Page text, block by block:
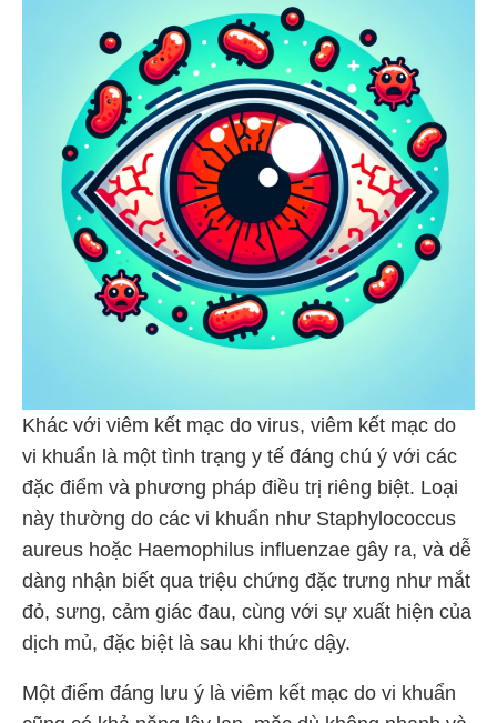
Khác với viêm kết mạc do virus, viêm kết mạc do
vi khuẩn là một tình trạng y tế đáng chú ý với các
đặc điểm và phương pháp điều trị riêng biệt. Loại
này thường do các vi khuẩn như Staphylococcus
aureus hoặc Haemophilus influenzae gây ra, và dễ
dàng nhận biết qua triệu chứng đặc trưng như mắt
đỏ, sưng, cảm giác đau, cùng với sự xuất hiện của
dịch mủ, đặc biệt là sau khi thức dậy.
Một điểm đáng lưu ý là viêm kết mạc do vi khuẩn